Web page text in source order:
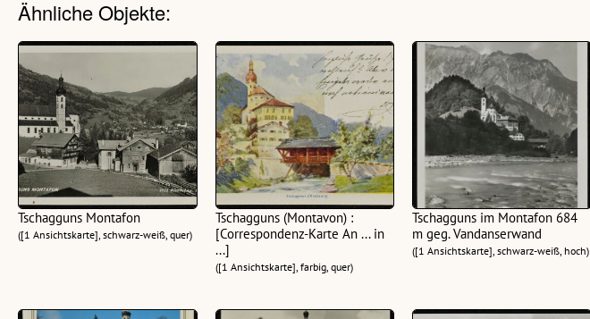
Ähnliche Objekte:
Tschagguns Montafon
([1 Ansichtskarte], schwarz-weiß, quer)
Tschagguns (Montavon) :
[Correspondenz-Karte An ... in
...]
([1 Ansichtskarte], farbig, quer)
Tschagguns im Montafon 684
m geg. Vandanserwand
([1 Ansichtskarte], schwarz-weiß, hoch)